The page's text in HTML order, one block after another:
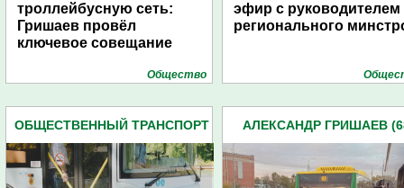
троллейбусную сеть:
Гришаев провёл
ключевое совещание
Общество
эфир с руководителем
регионального
ОБЩЕСТВЕННЫЙ ТРАНСПОРТ
АЛЕКСАНДР ГРИШАЕВ